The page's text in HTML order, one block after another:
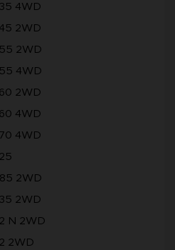
4WD
2WD
2WD
4WD
2WD
4WD
4WD
2WD
2WD
N 2WD
2WD